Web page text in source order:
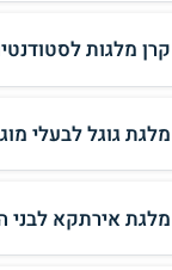
קרן מלגות
מלגת גוגל לבעלי
מלגת אירתקא לבני